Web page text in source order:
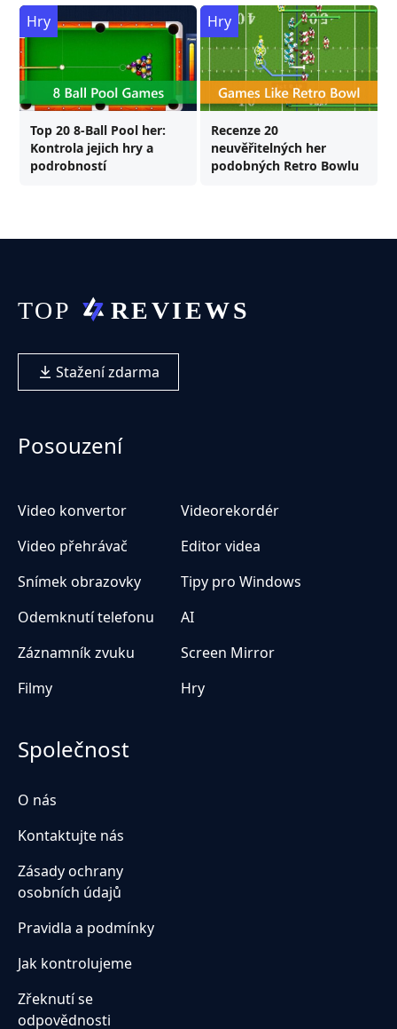
Top 20 8-Ball Pool her:
Kontrola jejich hry a
podrobností
Hry
Recenze 20
neuvěřitelných her
podobných Retro Bowlu
Hry
Stažení zdarma
Posouzení
Video konvertor
Videorekordér
Video přehrávač
Editor videa
Snímek obrazovky
Tipy pro Windows
Odemknutí telefonu
AI
Záznamník zvuku
Screen Mirror
Filmy
Hry
Společnost
O nás
Kontaktujte nás
Zásady ochrany
osobních údajů
Pravidla a podmínky
Jak kontrolujeme
Zřeknutí se
odpovědnosti